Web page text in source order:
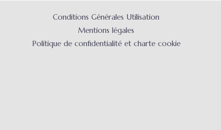
Conditions Générales Utilisation
Mentions légales
Politique de confidentialité et charte cookie